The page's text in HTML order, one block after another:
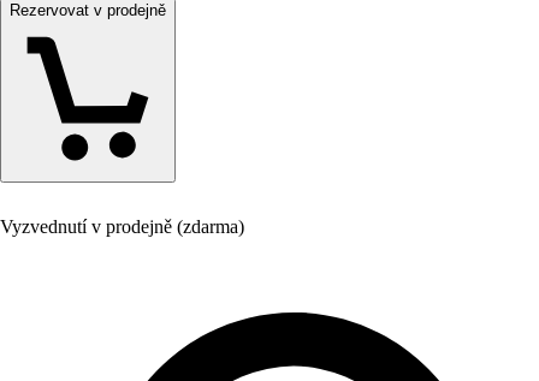
Rezervovat v prodejně
Vyzvednutí v prodejně (zdarma)